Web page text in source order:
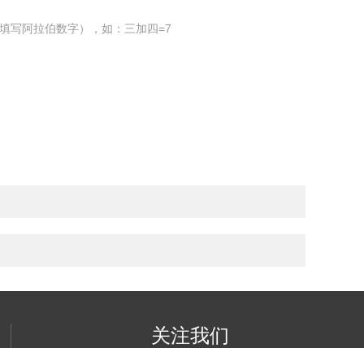
写阿拉伯数字），如：三加四=7
关注我们